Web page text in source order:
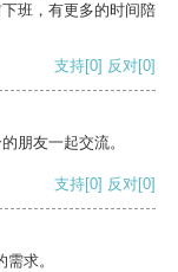
班，有更多的时间陪
支持[0] 反对[0]
朋友一起交流。
支持[0] 反对[0]
求。